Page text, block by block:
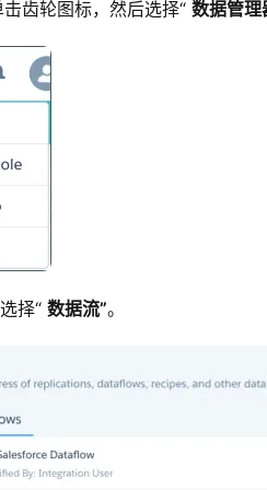
齿轮图标，然后选择“ 数据管理
择“ 数据流”。